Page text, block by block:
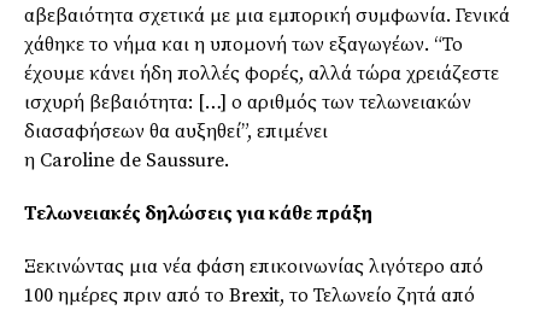
αβεβαιότητα σχετικά με μια εμπορική συμφωνία. Γενικά
χάθηκε το νήμα και η υπομονή των εξαγωγέων. “Το
έχουμε κάνει ήδη πολλές φορές, αλλά τώρα χρειάζεστε
ισχυρή βεβαιότητα: […] ο αριθμός των τελωνειακών
διασαφήσεων θα αυξηθεί”, επιμένει
η Caroline de Saussure.
Τελωνειακές δηλώσεις για κάθε πράξη
Ξεκινώντας μια νέα φάση επικοινωνίας λιγότερο από
100 ημέρες πριν από το Brexit, το Τελωνείο ζητά από